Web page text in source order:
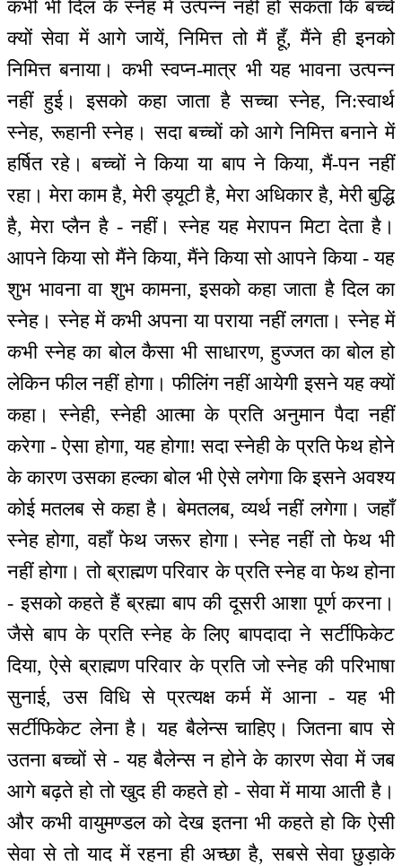
कभी भी दिल के स्नेह में उत्पन्न नहीं हो सकता कि बच्चे
क्यों सेवा में आगे जायें, निमित्त तो मैं हूँ, मैंने ही इनको
निमित्त बनाया। कभी स्वप्न-मात्र भी यह भावना उत्पन्न
नहीं हुई। इसको कहा जाता है सच्चा स्नेह, नि:स्वार्थ
स्नेह, रूहानी स्नेह। सदा बच्चों को आगे निमित्त बनाने में
हर्षित रहे। बच्चों ने किया या बाप ने किया, मैं-पन नहीं
रहा। मेरा काम है, मेरी ड्यूटी है, मेरा अधिकार है, मेरी बुद्धि
है, मेरा प्लैन है - नहीं। स्नेह यह मेरापन मिटा देता है।
आपने किया सो मैंने किया, मैंने किया सो आपने किया - यह
शुभ भावना वा शुभ कामना, इसको कहा जाता है दिल का
स्नेह। स्नेह में कभी अपना या पराया नहीं लगता। स्नेह में
कभी स्नेह का बोल कैसा भी साधारण, हुज्जत का बोल हो
लेकिन फील नहीं होगा। फीलिंग नहीं आयेगी इसने यह क्यों
कहा। स्नेही, स्नेही आत्मा के प्रति अनुमान पैदा नहीं
करेगा - ऐसा होगा, यह होगा! सदा स्नेही के प्रति फेथ होने
के कारण उसका हल्का बोल भी ऐसे लगेगा कि इसने अवश्य
कोई मतलब से कहा है। बेमतलब, व्यर्थ नहीं लगेगा। जहाँ
स्नेह होगा, वहाँ फेथ जरूर होगा। स्नेह नहीं तो फेथ भी
नहीं होगा। तो ब्राह्मण परिवार के प्रति स्नेह वा फेथ होना
- इसको कहते हैं ब्रह्मा बाप की दूसरी आशा पूर्ण करना।
जैसे बाप के प्रति स्नेह के लिए बापदादा ने सर्टीफिकेट
दिया, ऐसे ब्राह्मण परिवार के प्रति जो स्नेह की परिभाषा
सुनाई, उस विधि से प्रत्यक्ष कर्म में आना - यह भी
सर्टीफिकेट लेना है। यह बैलेन्स चाहिए। जितना बाप से
उतना बच्चों से - यह बैलेन्स न होने के कारण सेवा में जब
आगे बढ़ते हो तो खुद ही कहते हो - सेवा में माया आती है।
और कभी वायुमण्डल को देख इतना भी कहते हो कि ऐसी
सेवा से तो याद में रहना ही अच्छा है, सबसे सेवा छुड़ाके